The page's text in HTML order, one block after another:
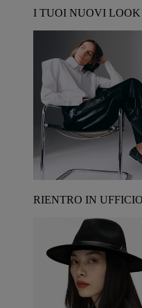
I TUOI NUOVI LOOK
RIENTRO IN UFFICIO